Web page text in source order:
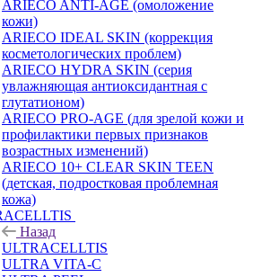
ARIECO ANTI-AGE (омоложение
кожи)
ARIECO IDEAL SKIN (коррекция
косметологических проблем)
ARIECO HYDRA SKIN (серия
увлажняющая антиоксидантная с
глутатионом)
ARIECO PRO-AGE (для зрелой кожи и
профилактики первых признаков
возрастных изменений)
ARIECO 10+ CLEAR SKIN TEEN
(детская, подростковая проблемная
кожа)
Назад
ULTRACELLTIS
ULTRA VITA-C